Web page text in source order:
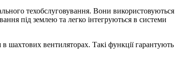
техобслуговування. Вони використовуються
під землею та легко інтегруються в системи
шахтових вентиляторах. Такі функції гарантують